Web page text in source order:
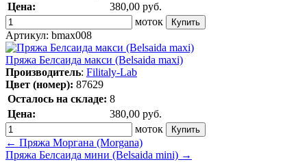
Цена:
380,00 руб.
моток
Артикул: bmax008
Пряжа Белсаида макси (Belsaida maxi)
Производитель: Filitaly-Lab
Цвет (номер): 87629
Осталось на складе: 8
Цена:
380,00 руб.
моток
← Пряжа Моргана (Morgana)
Пряжа Белсаида мини (Belsaida mini) →